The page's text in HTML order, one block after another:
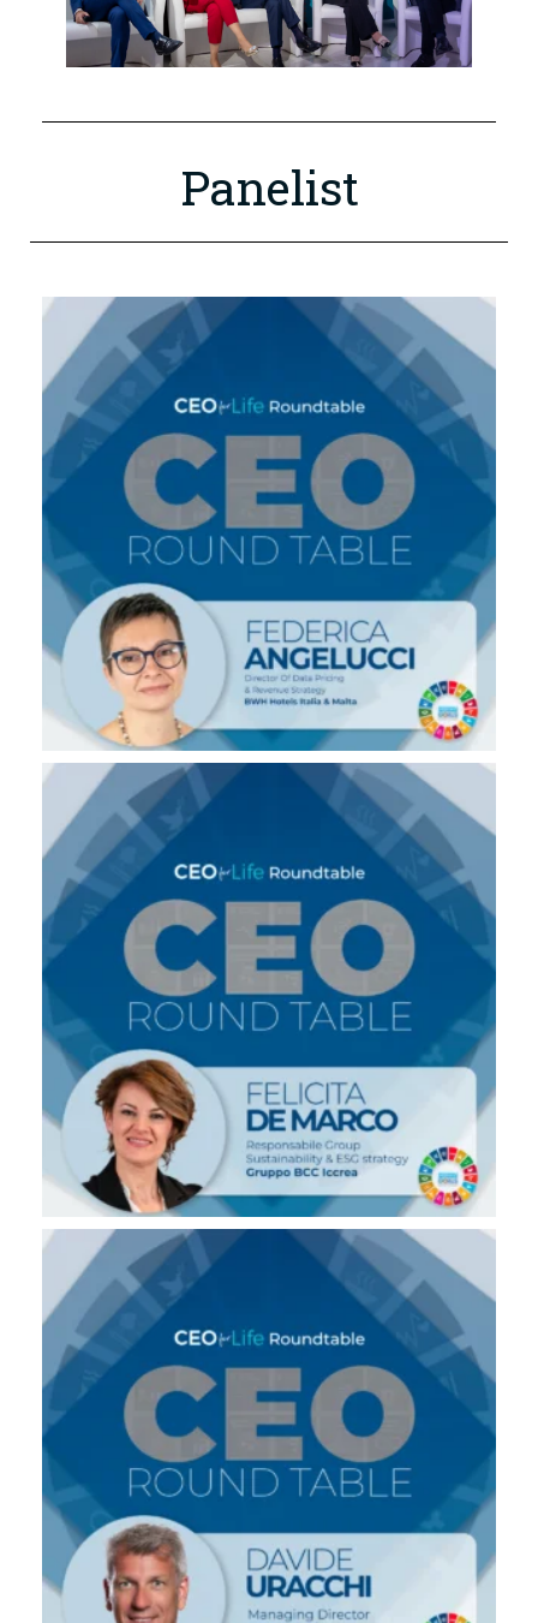
Panelist